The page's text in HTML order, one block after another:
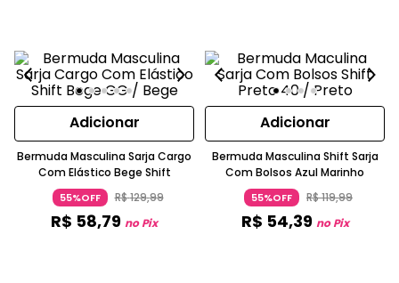
Adicionar
Bermuda Masculina Sarja Cargo
Com Elástico Bege Shift
55%OFF R$129,99
R$ 58,79 no Pix
Adicionar
Bermuda Masculina Shift Sarja
Com Bolsos Azul Marinho
55%OFF R$119,99
R$ 54,39 no Pix